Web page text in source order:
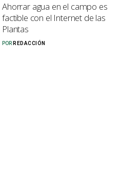
Ahorrar agua en el campo es
factible con el Internet de las
Plantas
POR REDACCIÓN